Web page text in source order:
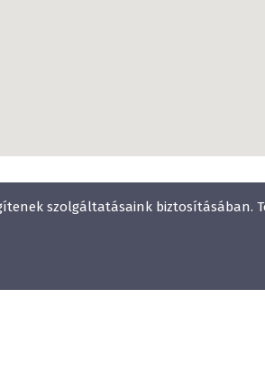
szolgáltatásaink biztosításában.